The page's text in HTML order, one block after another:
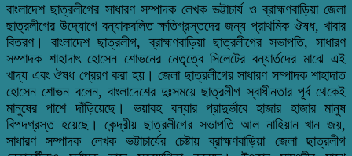
বাংলাদেশ ছাত্রলীগের সাধারণ সম্পাদক লেখক ভট্টাচার্য ও ব্রাহ্মণবাড়িয়া জেলা
ছাত্রলীগের উদ্যোগে বন্যাকবলিত ক্ষতিগ্রস্তদের জন্য প্রাথমিক ঔষধ, খাবার
বিতরণ। বাংলাদেশ ছাত্রলীগ, ব্রাহ্মণবাড়িয়া ছাত্রলীগের সভাপতি, সাধারণ
সম্পাদক শাহাদাৎ হোসেন শোভনের নেতৃত্বে সিলেটের বন্যার্তদের মাঝে এই
খাদ্য এবং ঔষধ প্রেরণ করা হয়। জেলা ছাত্রলীগের সাধারণ সম্পাদক শাহাদাত
হোসেন শোভন বলেন, বাংলাদেশের দুঃসময়ে ছাত্রলীগ স্বাধীনতার পূর্ব থেকেই
মানুষের পাশে দাঁড়িয়েছে। ভয়াবহ বন্যার প্রাদুর্ভাবে হাজার হাজার মানুষ
বিপদগ্রস্ত হয়েছে। কেন্দ্রীয় ছাত্রলীগের সভাপতি আল নাহিয়ান খান জয়,
সাধারণ সম্পাদক লেখক ভট্টাচার্যের চেষ্টায় ব্রাহ্মণবাড়িয়া জেলা ছাত্রলীগ